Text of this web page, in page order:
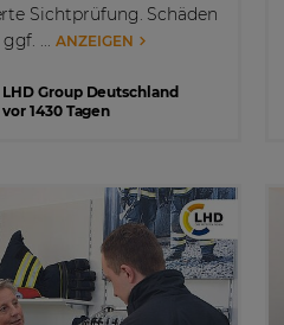
Sichtprüfung. Schäden
...ANZEIGEN
LHD Group Deutschland
vor 1430 Tagen